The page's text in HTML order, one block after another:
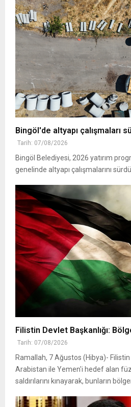
Bingöl'de altyapı çalışmaları
Tarih: 07/08/2026
Bingöl Belediyesi, 2026 yatırım
genelinde altyapı çalışmalarını
Filistin Devlet Başkanlığı:
Tarih: 07/08/2026
Ramallah, 7 Ağustos (Hibya)- Filistin
Arabistan ile Yemen'i hedef alan
saldırılarını kınayarak, bunların